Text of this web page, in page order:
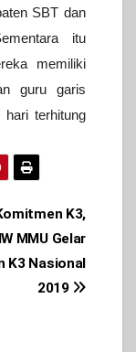
SBT dan
itu
memiliki
guru garis
hari terhitung
K3,
MMU Gelar
K3 Nasional
2019